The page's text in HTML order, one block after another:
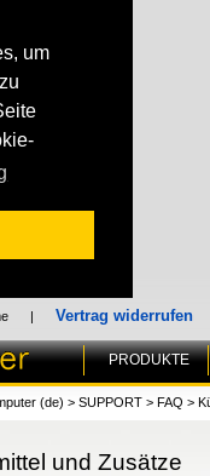
um
| Vertrag widerrufen
PRODUKTE
(de) > SUPPORT > FAQ >
und Zusätze